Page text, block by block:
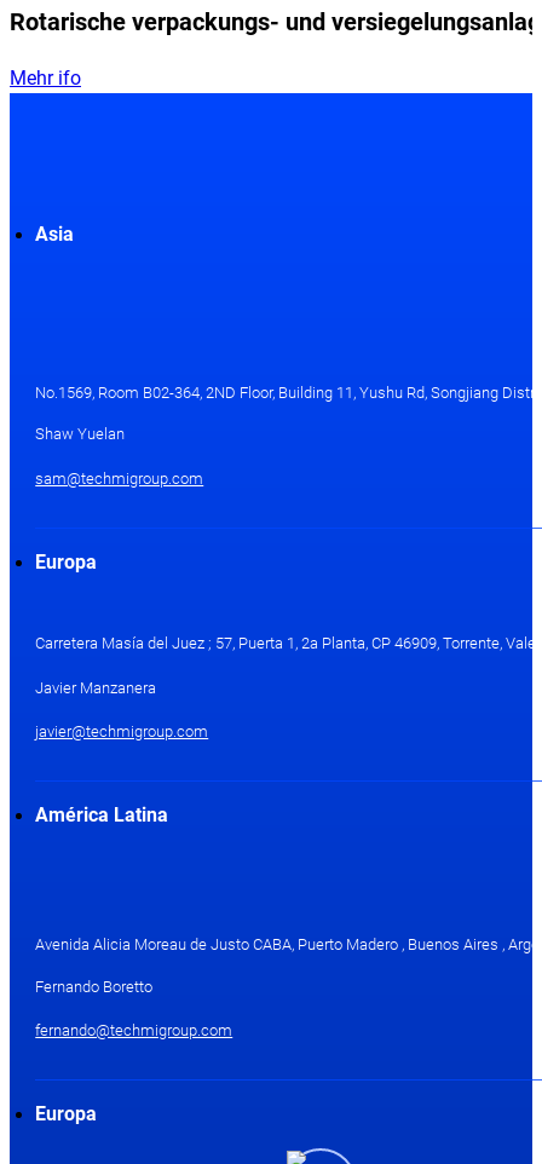
Rotarische verpackungs- und
Mehr ifo
Asia
No.1569, Room B02-364, 2ND Floor, Building 11, Yushu Rd, Songjiang
Shaw Yuelan
sam@techmigroup.com
Europa
Carretera Masía del Juez ; 57, Puerta 1, 2a Planta, CP 46909, Torrente,
Javier Manzanera
javier@techmigroup.com
América Latina
Avenida Alicia Moreau de Justo CABA, Puerto Madero , Buenos Aires ,
Fernando Boretto
fernando@techmigroup.com
Europa